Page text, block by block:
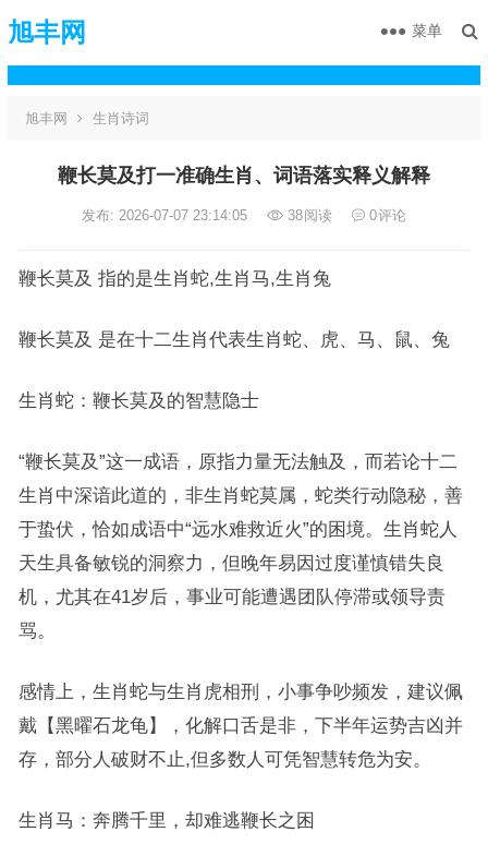
旭丰网 菜单
旭丰网 生肖诗词
鞭长莫及打一准确生肖、词语落实释义解释
发布: 2026-07-07 23:14:05 38阅读 0评论
鞭长莫及 指的是生肖蛇,生肖马,生肖兔
鞭长莫及 是在十二生肖代表生肖蛇、虎、马、鼠、兔
生肖蛇：鞭长莫及的智慧隐士
“鞭长莫及”这一成语，原指力量无法触及，而若论十二
生肖中深谙此道的，非生肖蛇莫属，蛇类行动隐秘，善
于蛰伏，恰如成语中“远水难救近火”的困境。生肖蛇人
天生具备敏锐的洞察力，但晚年易因过度谨慎错失良
机，尤其在41岁后，事业可能遭遇团队停滞或领导责
骂。
感情上，生肖蛇与生肖虎相刑，小事争吵频发，建议佩
戴【黑曜石龙龟】，化解口舌是非，下半年运势吉凶并
存，部分人破财不止,但多数人可凭智慧转危为安。
生肖马：奔腾千里，却难逃鞭长之困